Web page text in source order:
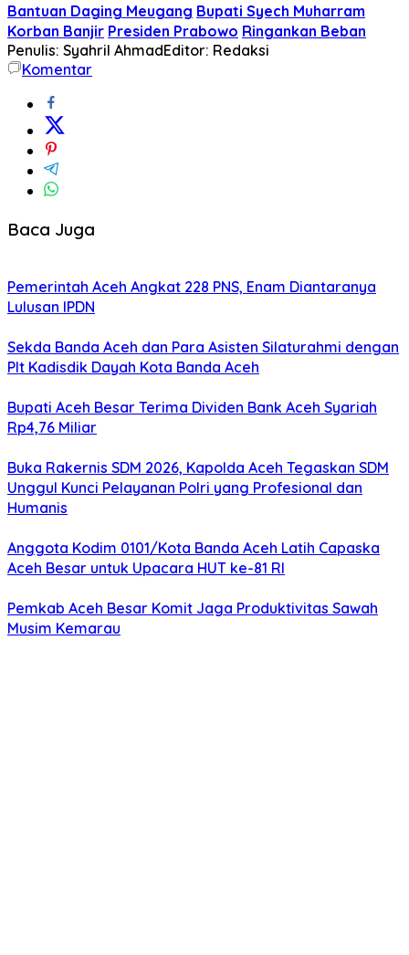
Bantuan Daging Meugang Bupati Syech Muharram
Korban Banjir Presiden Prabowo Ringankan Beban
Penulis: Syahril AhmadEditor: Redaksi
Komentar
Baca Juga
Pemerintah Aceh Angkat 228 PNS, Enam Diantaranya
Lulusan IPDN
Sekda Banda Aceh dan Para Asisten Silaturahmi dengan
Plt Kadisdik Dayah Kota Banda Aceh
Bupati Aceh Besar Terima Dividen Bank Aceh Syariah
Rp4,76 Miliar
Buka Rakernis SDM 2026, Kapolda Aceh Tegaskan SDM
Unggul Kunci Pelayanan Polri yang Profesional dan
Humanis
Anggota Kodim 0101/Kota Banda Aceh Latih Capaska
Aceh Besar untuk Upacara HUT ke-81 RI
Pemkab Aceh Besar Komit Jaga Produktivitas Sawah
Musim Kemarau